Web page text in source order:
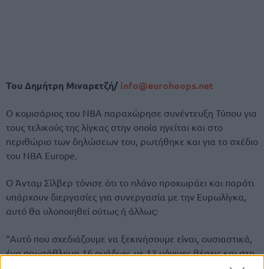
Του Δημήτρη Μιναρετζή/ info@eurohoops.net
Ο κομισάριος του ΝΒΑ παραχώρησε συνέντευξη Τύπου για
τους τελικούς της λίγκας στην οποία ηγείται και στο
περιθώριο των δηλώσεων του, ρωτήθηκε και για το σχέδιο
του NBA Europe.
Ο Άνταμ Σίλβερ τόνισε ότι το πλάνο προχωράει και παρότι
υπάρχουν διεργασίες για συνεργασία με την Ευρωλίγκα,
αυτό θα υλοποιηθεί ούτως ή άλλως:
“Αυτό που σχεδιάζουμε να ξεκινήσουμε είναι, ουσιαστικά,
ένα πρωτάθλημα 16 ομάδων, με 12 μόνιμες θέσεις και στη
συνέχεια τη δυνατότητα οποιουδήποτε κλαμπ στην Ευρώπη